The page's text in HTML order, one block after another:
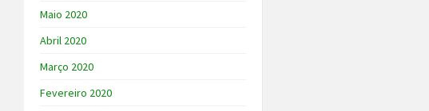
Maio 2020
Abril 2020
Março 2020
Fevereiro 2020